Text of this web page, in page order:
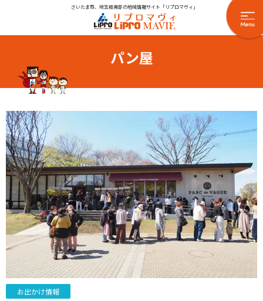
さいたま市、埼玉県南部の地域情報サイト「リプロマヴィ」
パン屋
お出かけ情報